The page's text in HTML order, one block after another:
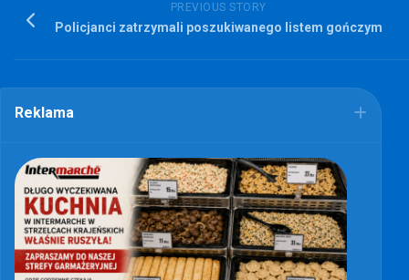
PREVIOUS STORY
Policjanci zatrzymali poszukiwanego listem gończym
Reklama